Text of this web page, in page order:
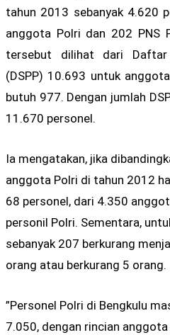
tahun 2013 sebanyak 4.620
anggota Polri dan 202 PNS
tersebut dilihat dari Daftar
(DSPP) 10.693 untuk
butuh 977. Dengan jumlah
11.670 personel.
Ia mengatakan, jika
anggota Polri di tahun 2012
68 personel, dari 4.350
personil Polri. Sementara,
sebanyak 207 berkurang
orang atau berkurang 5 orang.
”Personel Polri di Bengkulu
7.050, dengan rincian